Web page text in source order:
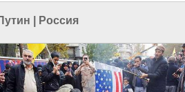
Россия